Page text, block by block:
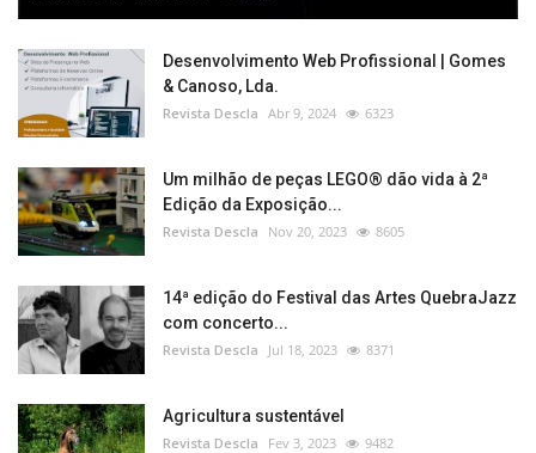
Desenvolvimento Web Profissional | Gomes
& Canoso, Lda.
Revista Descla Abr 9, 2024 6323
Um milhão de peças LEGO® dão vida à 2ª
Edição da Exposição...
Revista Descla Nov 20, 2023 8605
14ª edição do Festival das Artes QuebraJazz
com concerto...
Revista Descla Jul 18, 2023 8371
Agricultura sustentável
Revista Descla Fev 3, 2023 9482